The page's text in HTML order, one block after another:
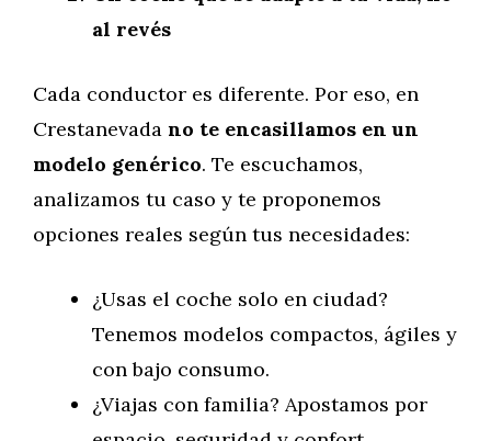
al revés
Cada conductor es diferente. Por eso, en
Crestanevada no te encasillamos en un
modelo genérico. Te escuchamos,
analizamos tu caso y te proponemos
opciones reales según tus necesidades:
¿Usas el coche solo en ciudad?
Tenemos modelos compactos, ágiles y
con bajo consumo.
¿Viajas con familia? Apostamos por